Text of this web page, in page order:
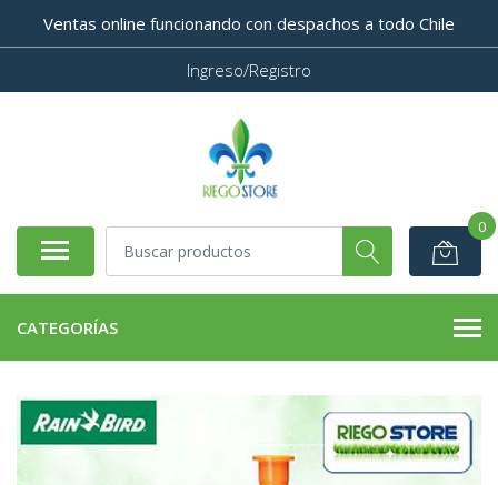
Ventas online funcionando con despachos a todo Chile
Ingreso/Registro
0
CATEGORÍAS